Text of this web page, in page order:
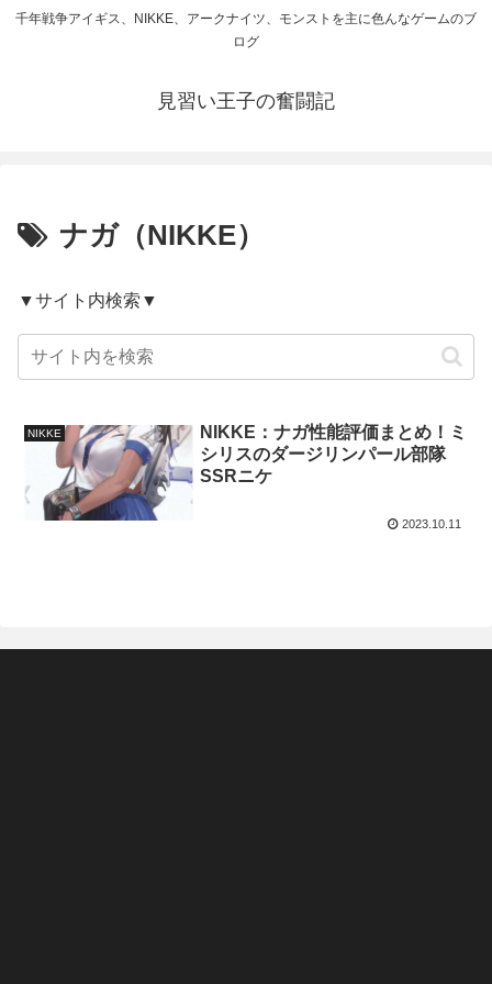
千年戦争アイギス、NIKKE、アークナイツ、モンストを主に色んなゲームのブ
ログ
見習い王子の奮闘記
ナガ（NIKKE）
▼サイト内検索▼
NIKKE
NIKKE：ナガ性能評価まとめ！ミ
シリスのダージリンパール部隊
SSRニケ
2023.10.11